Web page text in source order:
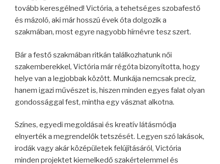
tovább keresgélned! Victória, a tehetséges szobafestő
és mázoló, aki már hosszú évek óta dolgozik a
szakmában, most egyre nagyobb hírnévre tesz szert.
Bár a festő szakmában ritkán találkozhatunk női
szakemberekkel, Victória már régóta bizonyította, hogy
helye van a legjobbak között. Munkája nemcsak precíz,
hanem igazi művészet is, hiszen minden egyes falat olyan
gondossággal fest, mintha egy vásznat alkotna.
Színes, egyedi megoldásai és kreatív látásmódja
elnyerték a megrendelők tetszését. Legyen szó lakások,
irodák vagy akár középületek felújításáról, Victória
minden projektet kiemelkedő szakértelemmel és